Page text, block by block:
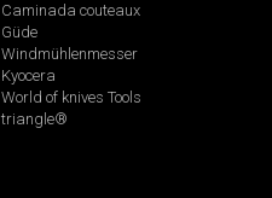
Caminada couteaux
Güde
Windmühlenmesser
Kyocera
World of knives Tools
triangle®